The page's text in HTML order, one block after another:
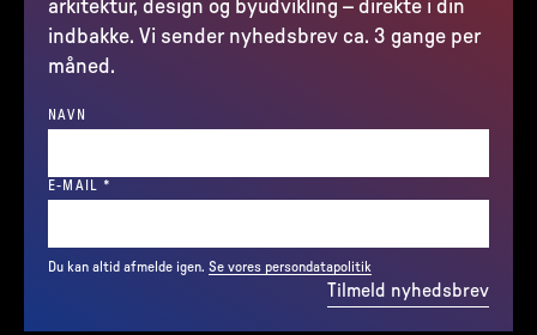
arkitektur, design og byudvikling – direkte i din
indbakke. Vi sender nyhedsbrev ca. 3 gange per
måned.
NAVN
E-MAIL *
Du kan altid afmelde igen. Se vores persondatapolitik
Tilmeld nyhedsbrev